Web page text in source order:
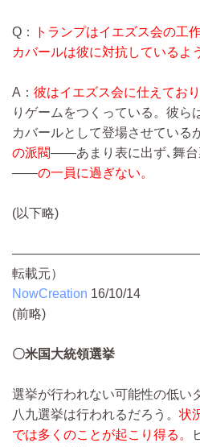
Q：
トランプはイエズス会の工
カバールは彼に対抗しているよ
A： 彼はイエズス会に仕えており
りゲームをつくっている。彼ら
カバールとして登場させている
の派閥――あまり表に出ず､舞台
――の一員に過ぎない。
(以下略)
転載元）
NowCreation 16/10/14
(前略)
〇米国大統領選挙
選挙が行われない可能性の低い
八九選挙は行われるだろう。 状
では多くのことが起こり得る。